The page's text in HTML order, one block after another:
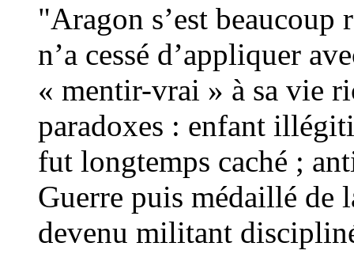
"Aragon s’est beaucoup
n’a cessé d’appliquer
« mentir-vrai » à sa vie
paradoxes : enfant
fut longtemps caché ;
Guerre puis médaillé de
devenu militant